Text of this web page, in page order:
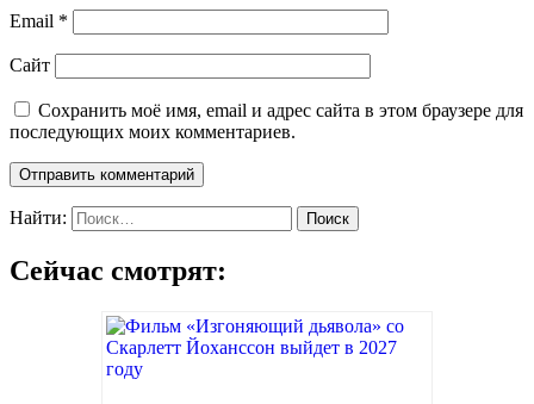
Email *
Сайт
Сохранить моё имя, email и адрес сайта в этом браузере для
последующих моих комментариев.
Найти:
Сейчас смотрят: